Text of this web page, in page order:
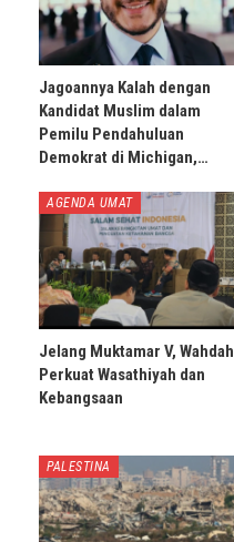
Jagoannya Kalah dengan
Kandidat Muslim dalam
Pemilu Pendahuluan
Demokrat di Michigan,…
AGENDA UMAT
Jelang Muktamar V, Wahdah
Perkuat Wasathiyah dan
Kebangsaan
PALESTINA